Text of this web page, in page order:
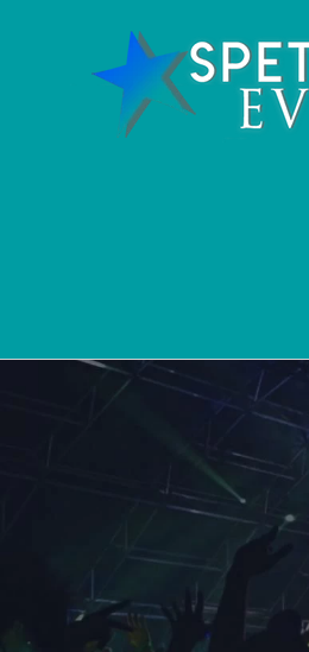
contenuto